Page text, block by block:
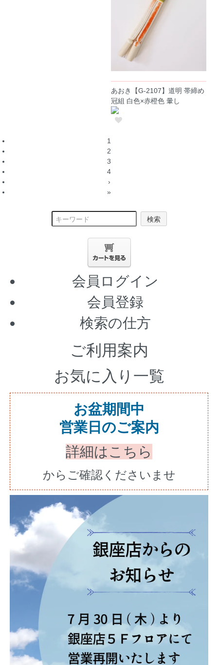
あおき【G-2107】道明 帯締め
冠組 白色×赤橙色 暈し
1
2
3
4
›
»
検索
会員ログイン
会員登録
検索の仕方
ご利用案内
お気に入り一覧
お盆期間中
営業日のご案内
詳細はこちら
からご確認くださいませ